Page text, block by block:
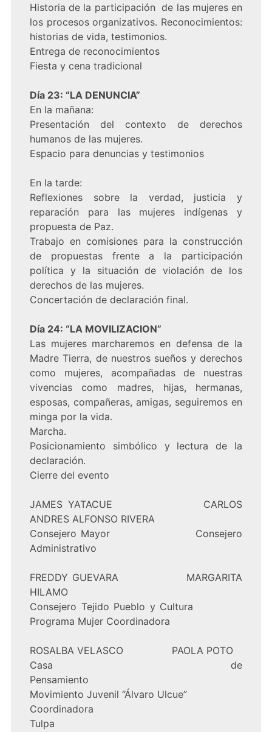
Historia de la participación de las mujeres en
los procesos organizativos. Reconocimientos:
historias de vida, testimonios.
Entrega de reconocimientos
Fiesta y cena tradicional
Día 23: “LA DENUNCIA”
En la mañana:
Presentación del contexto de derechos
humanos de las mujeres.
Espacio para denuncias y testimonios
En la tarde:
Reflexiones sobre la verdad, justicia y
reparación para las mujeres indígenas y
propuesta de Paz.
Trabajo en comisiones para la construcción
de propuestas frente a la participación
política y la situación de violación de los
derechos de las mujeres.
Concertación de declaración final.
Día 24: “LA MOVILIZACION”
Las mujeres marcharemos en defensa de la
Madre Tierra, de nuestros sueños y derechos
como mujeres, acompañadas de nuestras
vivencias como madres, hijas, hermanas,
esposas, compañeras, amigas, seguiremos en
minga por la vida.
Marcha.
Posicionamiento simbólico y lectura de la
declaración.
Cierre del evento
JAMES YATACUE CARLOS
ANDRES ALFONSO RIVERA
Consejero Mayor Consejero
Administrativo
FREDDY GUEVARA MARGARITA
HILAMO
Consejero Tejido Pueblo y Cultura
Programa Mujer Coordinadora
ROSALBA VELASCO PAOLA POTO
Casa de
Pensamiento
Movimiento Juvenil “Álvaro Ulcue”
Coordinadora
Tulpa